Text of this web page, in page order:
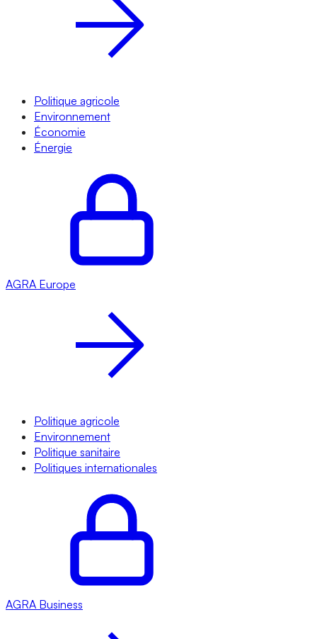
Politique agricole
Environnement
Économie
Énergie
AGRA Europe
Politique agricole
Environnement
Politique sanitaire
Politiques internationales
AGRA Business